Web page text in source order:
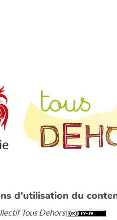
d'utilisation du
Tous Dehors